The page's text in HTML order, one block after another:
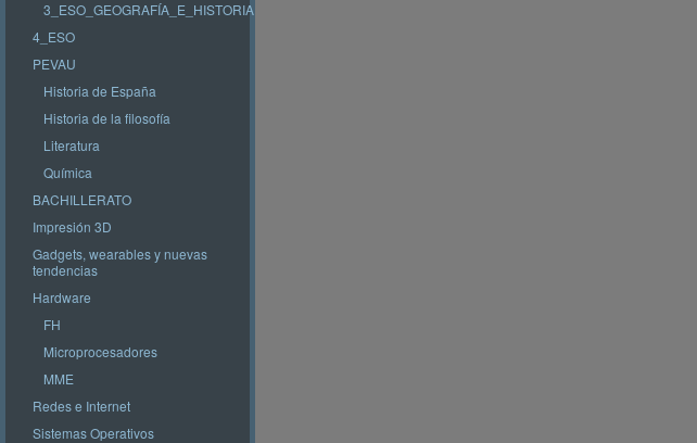
3_ESO_GEOGRAFÍA_E_HISTORIA
4_ESO
PEVAU
Historia de España
Historia de la filosofía
Literatura
Química
BACHILLERATO
Impresión 3D
Gadgets, wearables y nuevas
tendencias
Hardware
FH
Microprocesadores
MME
Redes e Internet
Sistemas Operativos